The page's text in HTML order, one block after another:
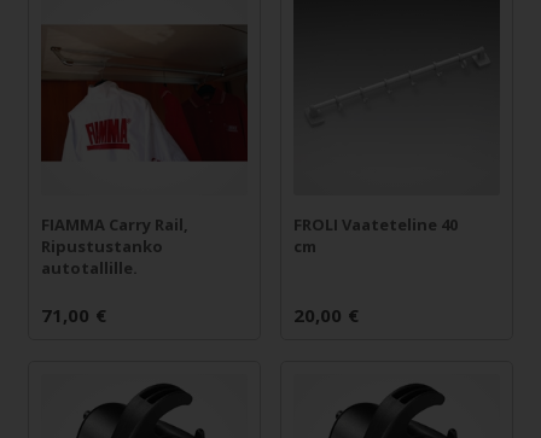
FIAMMA Carry Rail,
Ripustustanko
autotallille.
71,00 €
FROLI Vaateteline 40
cm
20,00 €